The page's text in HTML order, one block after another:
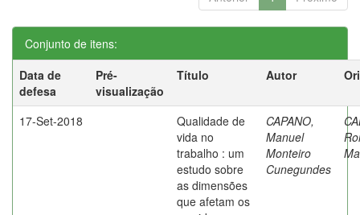
Conjunto de itens:
Data de
defesa
Pré-
visualização
Título Autor
17-Set-2018
Qualidade de
vida no
trabalho : um
estudo sobre
as dimensões
que afetam os
CAPANO,
Manuel
Monteiro
Cunegundes